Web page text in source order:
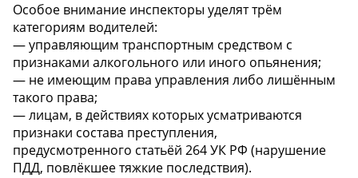
Особое внимание инспекторы уделят трём
категориям водителей:
— управляющим транспортным средством с
признаками алкогольного или иного опьянения;
— не имеющим права управления либо лишённым
такого права;
— лицам, в действиях которых усматриваются
признаки состава преступления,
предусмотренного статьёй 264 УК РФ (нарушение
ПДД, повлёкшее тяжкие последствия).